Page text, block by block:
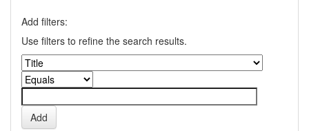
Add filters:
Use filters to refine the search results.